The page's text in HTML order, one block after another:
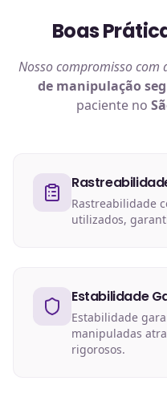
Boas
Nosso compromisso com
de manipulação
paciente no
Rastreabilidade
utilizados,
Estabilidade
Estabilidade
manipuladas
rigorosos.